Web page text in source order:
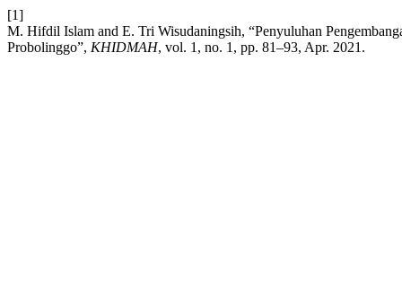
[1]
M. Hifdil Islam and E. Tri Wisudaningsih, “Penyuluhan
Probolinggo”, KHIDMAH, vol. 1, no. 1, pp. 81–93, Apr. 2021.